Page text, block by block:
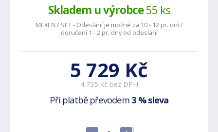
Skladem u výrobce55 ks
MEXEN / SET - Odeslání je možné za 10 - 12 pr. dní /
doručení 1 - 2 pr. dny od odeslání
5 729 Kč
4 735 Kč bez DPH
Při platbě převodem 3 % sleva